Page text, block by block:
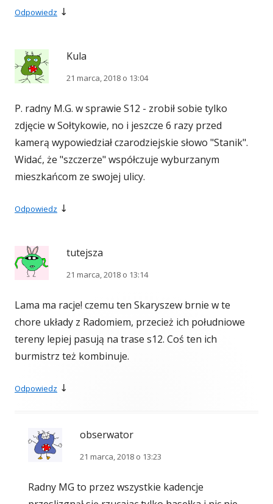
Odpowiedz ↓
Kula
21 marca, 2018 o 13:04
P. radny M.G. w sprawie S12 - zrobił sobie tylko
zdjęcie w Sołtykowie, no i jeszcze 6 razy przed
kamerą wypowiedział czarodziejskie słowo "Stanik".
Widać, że "szczerze" współczuje wyburzanym
mieszkańcom ze swojej ulicy.
Odpowiedz ↓
tutejsza
21 marca, 2018 o 13:14
Lama ma racje! czemu ten Skaryszew brnie w te
chore układy z Radomiem, przecież ich południowe
tereny lepiej pasują na trase s12. Coś ten ich
burmistrz też kombinuje.
Odpowiedz ↓
obserwator
21 marca, 2018 o 13:23
Radny MG to przez wszystkie kadencje